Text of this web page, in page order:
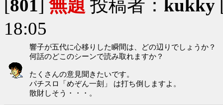
[801] 無題 投稿者： kukky
18:05
響子が五代に心移りした瞬間は、どの辺りでしょうか？
何話のどこのシーンで読み取れますか？
たくさんの意見聞きたいです。
パチスロ「めぞん一刻」 は打ち倒しますよ。
散財しそう・・・。